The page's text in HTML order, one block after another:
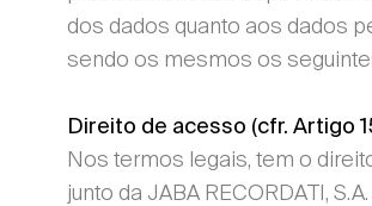
dos dados quanto aos dados
sendo os mesmos os
Direito de acesso (cfr. Artigo
Nos termos legais, tem o
junto da JABA RECORDATI,